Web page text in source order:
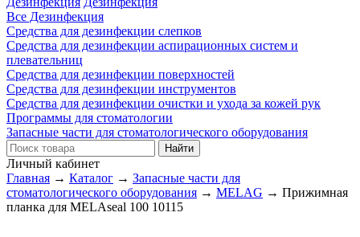
Все Дезинфекция
Средства для дезинфекции слепков
Средства для дезинфекции аспирационных систем и
плевательниц
Средства для дезинфекции поверхностей
Средства для дезинфекции инструментов
Средства для дезинфекции очистки и ухода за кожей рук
Программы для стоматологии
Запасные части для стоматологического оборудования
Личный кабинет
Главная → Каталог → Запасные части для
стоматологического оборудования → MELAG → Прижимная
планка для MELAseal 100 10115